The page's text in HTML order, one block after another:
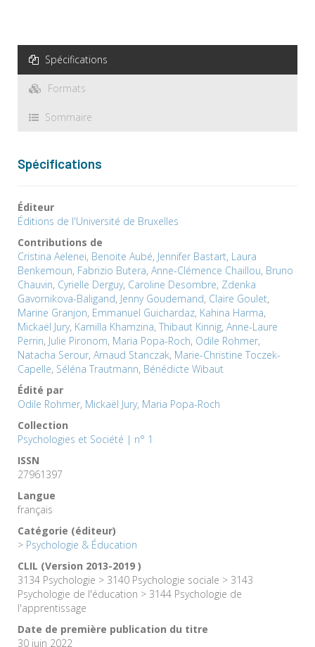
Spécifications
Formats
Sommaire
Spécifications
Éditeur
Éditions de l'Université de Bruxelles
Contributions de
Cristina Aelenei, Benoite Aubé, Jennifer Bastart, Laura
Benkemoun, Fabrizio Butera, Anne-Clémence Chaillou, Bruno
Chauvin, Cyrielle Derguy, Caroline Desombre, Zdenka
Gavornikova-Baligand, Jenny Goudemand, Claire Goulet,
Marine Granjon, Emmanuel Guichardaz, Kahina Harma,
Mickaël Jury, Kamilla Khamzina, Thibaut Kinnig, Anne-Laure
Perrin, Julie Pironom, Maria Popa-Roch, Odile Rohmer,
Natacha Serour, Arnaud Stanczak, Marie-Christine Toczek-
Capelle, Séléna Trautmann, Bénédicte Wibaut
Édité par
Odile Rohmer, Mickaël Jury, Maria Popa-Roch
Collection
Psychologies et Société | n° 1
ISSN
27961397
Langue
français
Catégorie (éditeur)
> Psychologie & Éducation
CLIL (Version 2013-2019 )
3134 Psychologie > 3140 Psychologie sociale > 3143
Psychologie de l'éducation > 3144 Psychologie de
l'apprentissage
Date de première publication du titre
30 juin 2022